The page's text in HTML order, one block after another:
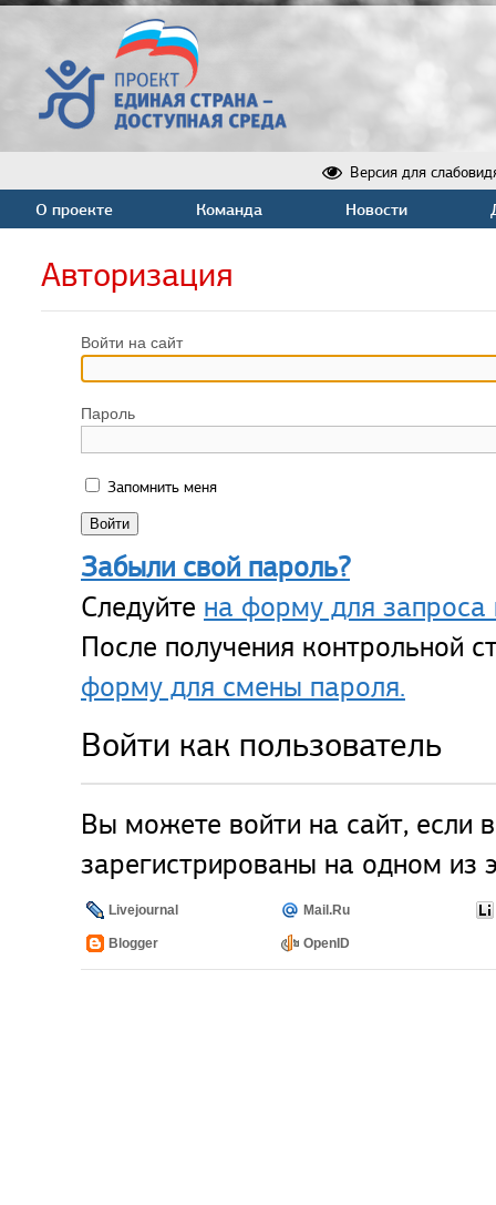
Версия для
О проекте Команда Новости
Авторизация
Войти на сайт
Пароль
Запомнить меня
Забыли свой пароль?
Следуйте на форму для запроса
После получения контрольной
форму для смены пароля.
Войти как пользователь
Вы можете войти на сайт, если
зарегистрированы на одном из
Livejournal Mail.Ru
Blogger OpenID